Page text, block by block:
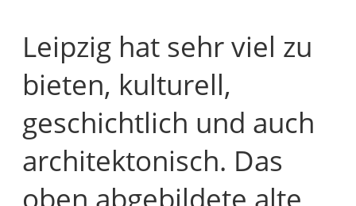
Leipzig hat sehr viel zu
bieten, kulturell,
geschichtlich und auch
architektonisch. Das
oben abgebildete alte